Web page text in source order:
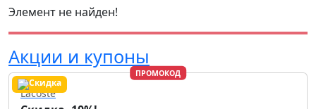
Элемент не найден!
Акции и купоны
ПРОМОКОД
Lacoste